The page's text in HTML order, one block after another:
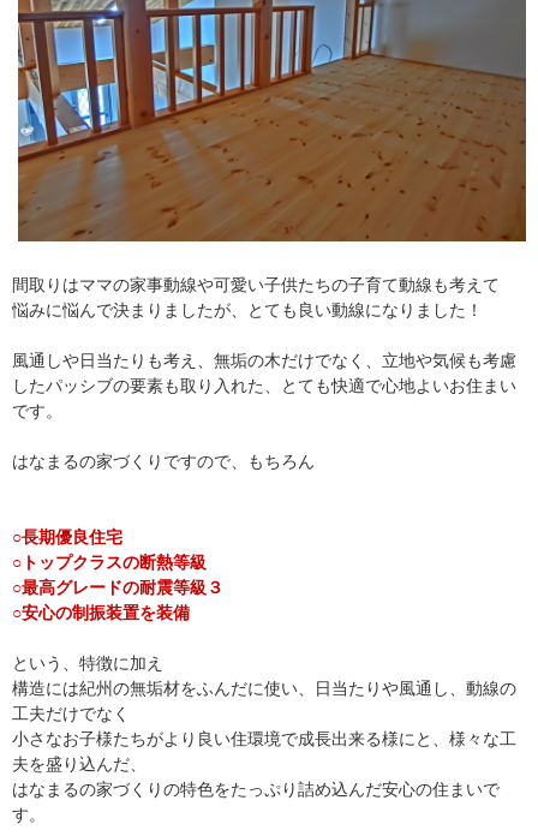
間取りはママの家事動線や可愛い子供たちの子育て動線も考えて
悩みに悩んで決まりましたが、とても良い動線になりました！
風通しや日当たりも考え、無垢の木だけでなく、立地や気候も考慮
したパッシブの要素も取り入れた、とても快適で心地よいお住まい
です。
はなまるの家づくりですので、もちろん
○長期優良住宅
○トップクラスの断熱等級
○最高グレードの耐震等級３
○安心の制振装置を装備
という、特徴に加え
構造には紀州の無垢材をふんだに使い、日当たりや風通し、動線の
工夫だけでなく
小さなお子様たちがより良い住環境で成長出来る様にと、様々な工
夫を盛り込んだ、
はなまるの家づくりの特色をたっぷり詰め込んだ安心の住まいで
す。